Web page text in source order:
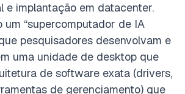
e implantação em datacenter.
um “supercomputador de IA
pesquisadores desenvolvam e
uma unidade de desktop que
de software exata (drivers,
de gerenciamento) que